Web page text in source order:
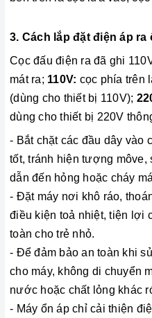
3. Cách lắp đặt điện áp ra
Cọc đấu điện ra đã ghi
mát ra; 110V: cọc phía trên
(dùng cho thiết bị 110V);
dùng cho thiết bị 220V
- Bắt chặt các đầu dây vào
tốt, tránh hiện tượng môve,
dẫn đến hỏng hoặc cháy
- Đặt máy nơi khô ráo,
điều kiện toả nhiệt, tiện lợi
toàn cho trẻ nhỏ.
- Để đảm bảo an toàn khi
cho máy, không di chuyển
nước hoặc chất lỏng khác
- Máy ổn áp chỉ cải thiện